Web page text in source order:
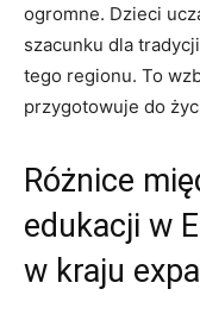
ogromne. Dzieci
szacunku dla
⁢tego regionu.⁢ To
przygotowuje ‌do
Różnice
edukacji w
w kraju